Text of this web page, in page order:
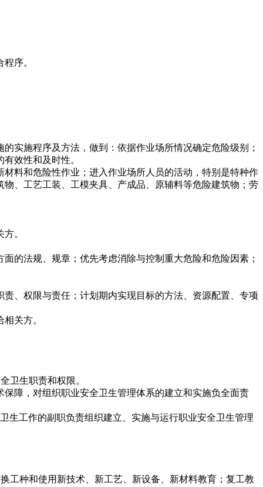
序。
实施程序及方法，做到：依据作业场所情况确定危险级别；
效性和及时性。
料和危险性作业；进入作业场所人员的活动，特别是特种作
、工艺工装、工模夹具、产成品、原辅料等危险建筑物；劳
。
的法规、规章；优先考虑消除与控制重大危险和危险因素；
、权限与责任；计划期内实现目标的方法、资源配置、专项
关方。
卫生职责和权限。
障，对组织职业安全卫生管理体系的建立和实施负全面责
生工作的副职负责组织建立、实施与运行职业安全卫生管理
工种和使用新技术、新工艺、新设备、新材料教育；复工教